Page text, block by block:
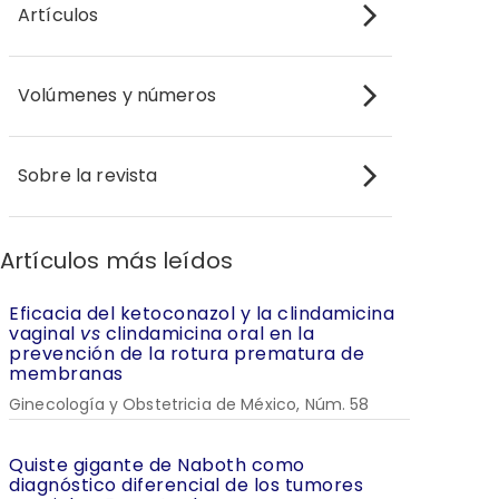
Artículos
Volúmenes y números
Sobre la revista
Artículos más leídos
Eficacia del ketoconazol y la clindamicina
vaginal vs clindamicina oral en la
prevención de la rotura prematura de
membranas
Ginecología y Obstetricia de México, Núm. 58
Quiste gigante de Naboth como
diagnóstico diferencial de los tumores